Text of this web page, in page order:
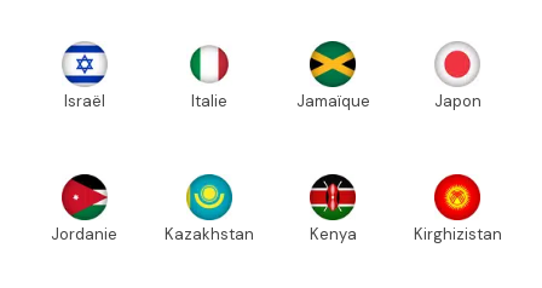
Israël Italie Jamaïque Japon
Jordanie Kazakhstan Kenya Kirghizistan